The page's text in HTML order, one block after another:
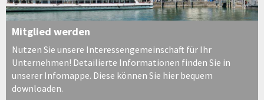
Mitglied werden
Nutzen Sie unsere Interessengemeinschaft für Ihr
Unternehmen! Detailierte Informationen finden Sie in
unserer Infomappe. Diese können Sie hier bequem
downloaden.